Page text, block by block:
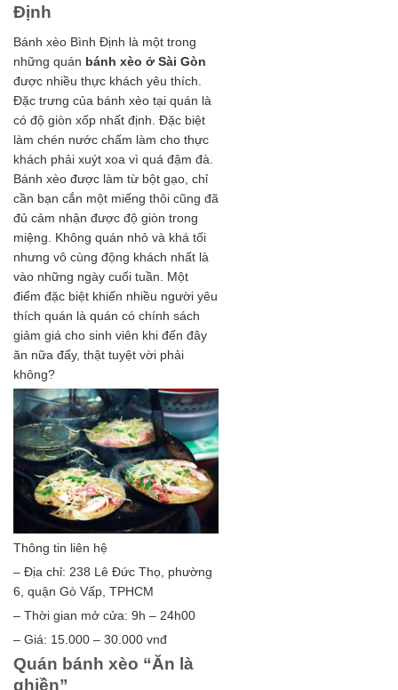
Định
Bánh xèo Bình Định là một trong
những quán bánh xèo ở Sài Gòn
được nhiều thực khách yêu thích.
Đặc trưng của bánh xèo tại quán là
có độ giòn xốp nhất định. Đặc biệt
làm chén nước chấm làm cho thực
khách phải xuýt xoa vì quá đậm đà.
Bánh xèo được làm từ bột gạo, chỉ
cần bạn cắn một miếng thôi cũng đã
đủ cảm nhận được độ giòn trong
miệng. Không quán nhỏ và khá tối
nhưng vô cùng động khách nhất là
vào những ngày cuối tuần. Một
điểm đặc biệt khiến nhiều người yêu
thích quán là quán có chính sách
giảm giá cho sinh viên khi đến đây
ăn nữa đấy, thật tuyệt vời phải
không?
Thông tin liên hệ
– Địa chỉ: 238 Lê Đức Thọ, phường
6, quận Gò Vấp, TPHCM
– Thời gian mở cửa: 9h – 24h00
– Giá: 15.000 – 30.000 vnđ
Quán bánh xèo “Ăn là
ghiền”